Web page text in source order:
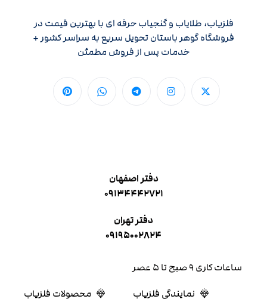
فلزیاب، طلایاب و گنجیاب حرفه ای با بهترین قیمت در
فروشگاه گوهر باستان تحویل سریع به سراسر کشور +
خدمات پس از فروش مطمئن
دفتر اصفهان
۰۹۱۳۴۴۴۲۷۲۱
دفتر تهران
۰۹۱۹۵۰۰۲۸۲۴
ساعات کاری ۹ صبح تا ۵ عصر
نمایندگی فلزیاب
محصولات فلزیاب